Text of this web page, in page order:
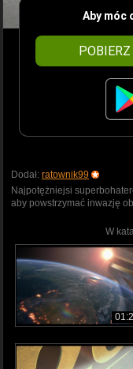
Aby móc
Dodał: ratownik99
Najpotężniejsi
aby powstrzymać inwazję
W